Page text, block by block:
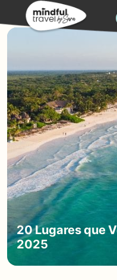
Saltar
al
contenido
20 Lugares que
2025